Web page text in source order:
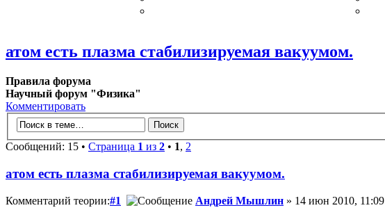
атом есть плазма стабилизируемая вакуумом.
Правила форума
Научный форум "Физика"
Комментировать
Сообщений: 15 • Страница 1 из 2 • 1, 2
атом есть плазма стабилизируемая вакуумом.
Комментарий теории:#1 Андрей Мышлин » 14 июн 2010, 11:09